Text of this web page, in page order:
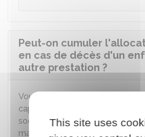
Peut-on cumuler
en cas de décès d'un
autre prestation ?
Vous ne pouvez pas cumuler
capital décès versé par un
sociale (par exemple, la caisse
maladie).
This site uses